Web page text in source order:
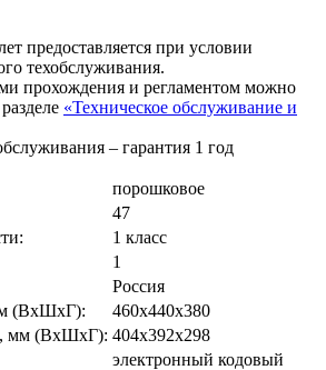
предоставляется при условии
техобслуживания.
прохождения и регламентом можно
«Техническое обслуживание и
– гарантия 1 год
порошковое
47
1 класс
1
Россия
(ВхШхГ):
460x440x380
мм (ВхШхГ): 404x392x298
электронный кодовый